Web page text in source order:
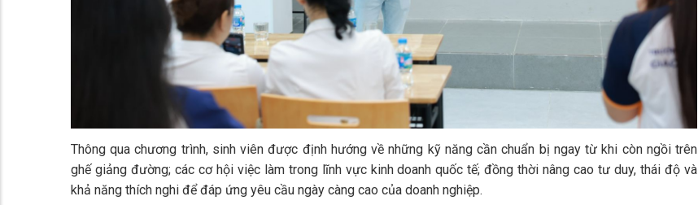
Thông qua chương trình, sinh viên được định hướng về những kỹ năng cần chuẩn bị ngay từ khi còn ngồi trên
ghế giảng đường; các cơ hội việc làm trong lĩnh vực kinh doanh quốc tế; đồng thời nâng cao tư duy, thái độ và
khả năng thích nghi để đáp ứng yêu cầu ngày càng cao của doanh nghiệp.